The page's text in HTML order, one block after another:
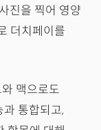
진을 찍어 영양
더치페이를
맥으로도
통합되고,